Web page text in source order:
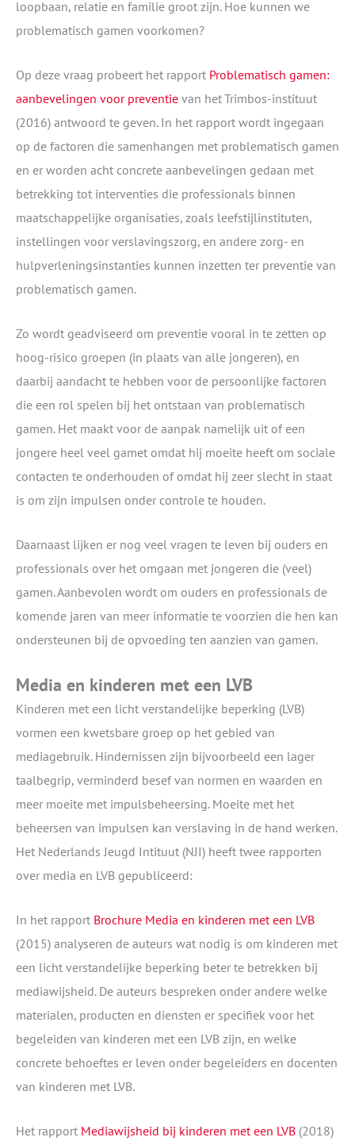
loopbaan, relatie en familie groot zijn. Hoe kunnen we
problematisch gamen voorkomen?
Op deze vraag probeert het rapport Problematisch gamen:
aanbevelingen voor preventievan het Trimbos-instituut
(2016) antwoord te geven. In het rapport wordt ingegaan
op de factoren die samenhangen met problematisch gamen
en er worden acht concrete aanbevelingen gedaan met
betrekking tot interventies die professionals binnen
maatschappelijke organisaties, zoals leefstijlinstituten,
instellingen voor verslavingszorg, en andere zorg- en
hulpverleningsinstanties kunnen inzetten ter preventie van
problematisch gamen.
Zo wordt geadviseerd om preventie vooral in te zetten op
hoog-risico groepen (in plaats van alle jongeren), en
daarbij aandacht te hebben voor de persoonlijke factoren
die een rol spelen bij het ontstaan van problematisch
gamen. Het maakt voor de aanpak namelijk uit of een
jongere heel veel gamet omdat hij moeite heeft om sociale
contacten te onderhouden of omdat hij zeer slecht in staat
is om zijn impulsen onder controle te houden.
Daarnaast lijken er nog veel vragen te leven bij ouders en
professionals over het omgaan met jongeren die (veel)
gamen. Aanbevolen wordt om ouders en professionals de
komende jaren van meer informatie te voorzien die hen kan
ondersteunen bij de opvoeding ten aanzien van gamen.
Media en kinderen met een LVB
Kinderen met een licht verstandelijke beperking (LVB)
vormen een kwetsbare groep op het gebied van
mediagebruik. Hindernissen zijn bijvoorbeeld een lager
taalbegrip, verminderd besef van normen en waarden en
meer moeite met impulsbeheersing. Moeite met het
beheersen van impulsen kan verslaving in de hand werken.
Het Nederlands Jeugd Intituut (NJI) heeft twee rapporten
over media en LVB gepubliceerd:
In het rapport Brochure Media en kinderen met een LVB
(2015) analyseren de auteurs wat nodig is om kinderen met
een licht verstandelijke beperking beter te betrekken bij
mediawijsheid. De auteurs bespreken onder andere welke
materialen, producten en diensten er specifiek voor het
begeleiden van kinderen met een LVB zijn, en welke
concrete behoeftes er leven onder begeleiders en docenten
van kinderen met LVB.
Het rapport Mediawijsheid bij kinderen met een LVB (2018)